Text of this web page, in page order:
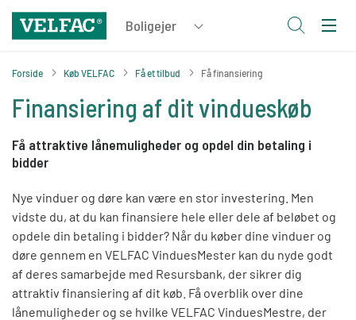
Forside Køb VELFAC Få et tilbud Få finansiering
Finansiering af dit vindueskøb
Få attraktive lånemuligheder og opdel din betaling i
bidder
Nye vinduer og døre kan være en stor investering. Men
vidste du, at du kan finansiere hele eller dele af beløbet og
opdele din betaling i bidder? Når du køber dine vinduer og
døre gennem en VELFAC VinduesMester kan du nyde godt
af deres samarbejde med Resursbank, der sikrer dig
attraktiv finansiering af dit køb. Få overblik over dine
lånemuligheder og se hvilke VELFAC VinduesMestre, der